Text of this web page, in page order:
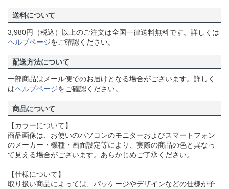
送料について
3,980円（税込）以上のご注文は全国一律送料無料です。詳しくは
ヘルプページをご確認ください。
配送方法について
一部商品はメール便でのお届けとなる場合がございます。詳しく
はヘルプページをご確認ください。
商品について
【カラーについて】
商品画像は、お使いのパソコンのモニターおよびスマートフォン
のメーカー・機種・画面設定等により、実際の商品の色と異なっ
て見える場合がございます。あらかじめご了承ください。
【仕様について】
取り扱い商品によっては、パッケージやデザインなどの仕様が予